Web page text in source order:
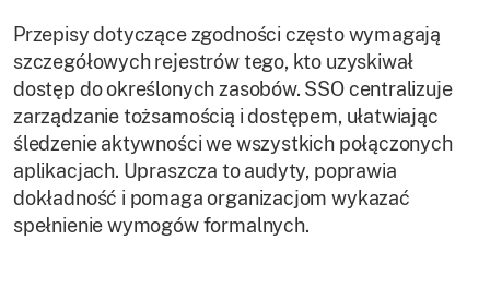
Przepisy dotyczące zgodności często wymagają
szczegółowych rejestrów tego, kto uzyskiwał
dostęp do określonych zasobów. SSO centralizuje
zarządzanie tożsamością i dostępem, ułatwiając
śledzenie aktywności we wszystkich połączonych
aplikacjach. Upraszcza to audyty, poprawia
dokładność i pomaga organizacjom wykazać
spełnienie wymogów formalnych.